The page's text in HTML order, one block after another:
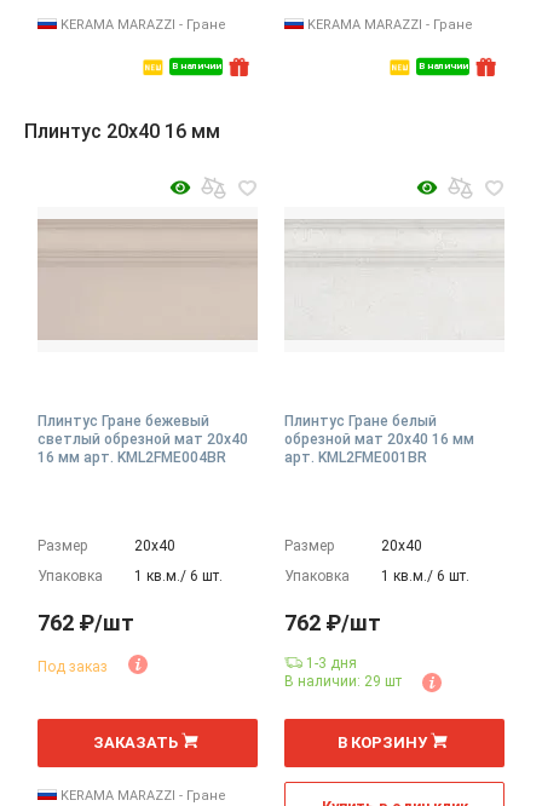
В наличии
KERAMA MARAZZI - Гране
В наличии
KERAMA MARAZZI - Гране
Плинтус 20x40 16 мм
Плинтус Гране бежевый
светлый обрезной мат 20x40
16 мм арт. KML2FME004BR
Размер
20х40
Упаковка
1 кв.м./ 6 шт.
762 ₽/шт
Под заказ
шт
ЗАКАЗАТЬ
KERAMA MARAZZI - Гране
Плинтус Гране белый
обрезной мат 20x40 16 мм
арт. KML2FME001BR
Размер
20х40
Упаковка
1 кв.м./ 6 шт.
762 ₽/шт
1-3 дня
В наличии: 29 шт
шт
В КОРЗИНУ